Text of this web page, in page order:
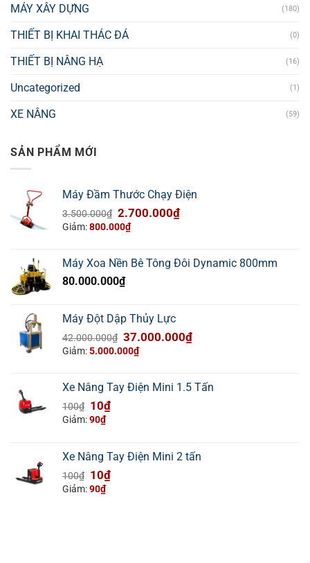
MÁY XÂY DỰNG (180)
THIẾT BỊ KHAI THÁC ĐÁ (0)
THIẾT BỊ NÂNG HẠ (16)
Uncategorized (1)
XE NÂNG (59)
SẢN PHẨM MỚI
Máy Đầm Thước Chạy Điện
3.500.000₫ Giá
gốc
3.500.000₫.
2.700.000₫Giá
là:
2.700.000₫.
Giảm:800.000₫
Máy Xoa Nền Bê Tông Đôi Dynamic 800mm
80.000.000₫
Máy Đột Dập Thủy Lực
42.000.000₫ Giá
gốc
42.000.000₫.
37.000.000₫Giá
là:
37.000.000₫.
Giảm:5.000.000₫
Xe Nâng Tay Điện Mini 1.5 Tấn
100₫ Giá
gốc
10₫Giá
10₫.
Giảm:90₫
Xe Nâng Tay Điện Mini 2 tấn
100₫ Giá
gốc
10₫Giá
Giảm:90₫